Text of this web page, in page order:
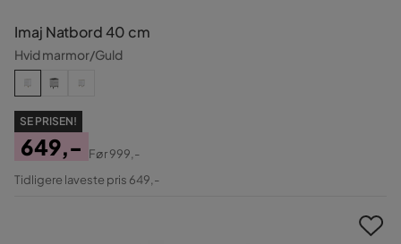
Imaj Natbord 40 cm
Hvid marmor/Guld
SE PRISEN!
Pris
649,-
Original
Før999,-
Tidligere laveste pris 649,-